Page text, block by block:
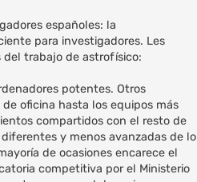
españoles: la
para investigadores. Les
del trabajo de astrofísico:
potentes. Otros
oficina hasta los equipos más
compartidos con el resto de
y menos avanzadas de lo
de ocasiones encarece el
competitiva por el Ministerio